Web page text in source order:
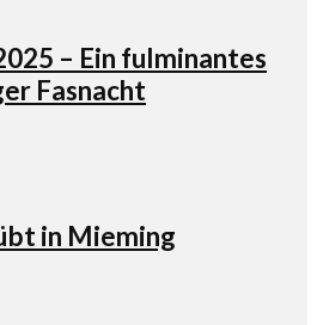
– Ein fulminantes
Fasnacht
in Mieming